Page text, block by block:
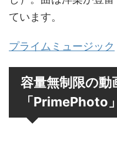
ています。
プライムミュージック
容量無制限の動
「PrimePhoto」